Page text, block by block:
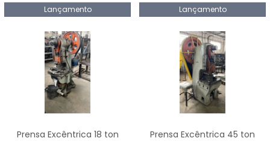
Lançamento Lançamento
Prensa Excêntrica 18 ton Prensa Excêntrica 45 ton